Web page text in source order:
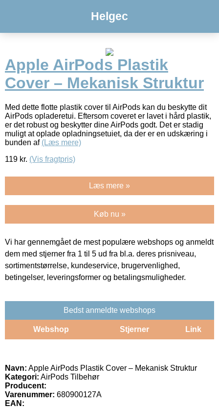
Helgec
Apple AirPods Plastik
Cover – Mekanisk Struktur
Med dette flotte plastik cover til AirPods kan du beskytte dit
AirPods opladeretui. Eftersom coveret er lavet i hård plastik,
er det robust og beskytter dine AirPods godt. Det er stadig
muligt at oplade opladningsetuiet, da der er en udskæring i
bunden af (Læs mere)
119 kr. (Vis fragtpris)
Læs mere »
Køb nu »
Vi har gennemgået de mest populære webshops og anmeldt
dem med stjerner fra 1 til 5 ud fra bl.a. deres prisniveau,
sortimentstørrelse, kundeservice, brugervenlighed,
betingelser, leveringsformer og betalingsmuligheder.
Bedst anmeldte webshops
Webshop Stjerner Link
Navn: Apple AirPods Plastik Cover – Mekanisk Struktur
Kategori: AirPods Tilbehør
Producent:
Varenummer: 680900127A
EAN: